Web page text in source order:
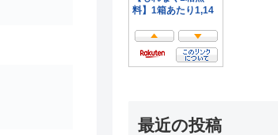
最近の投稿